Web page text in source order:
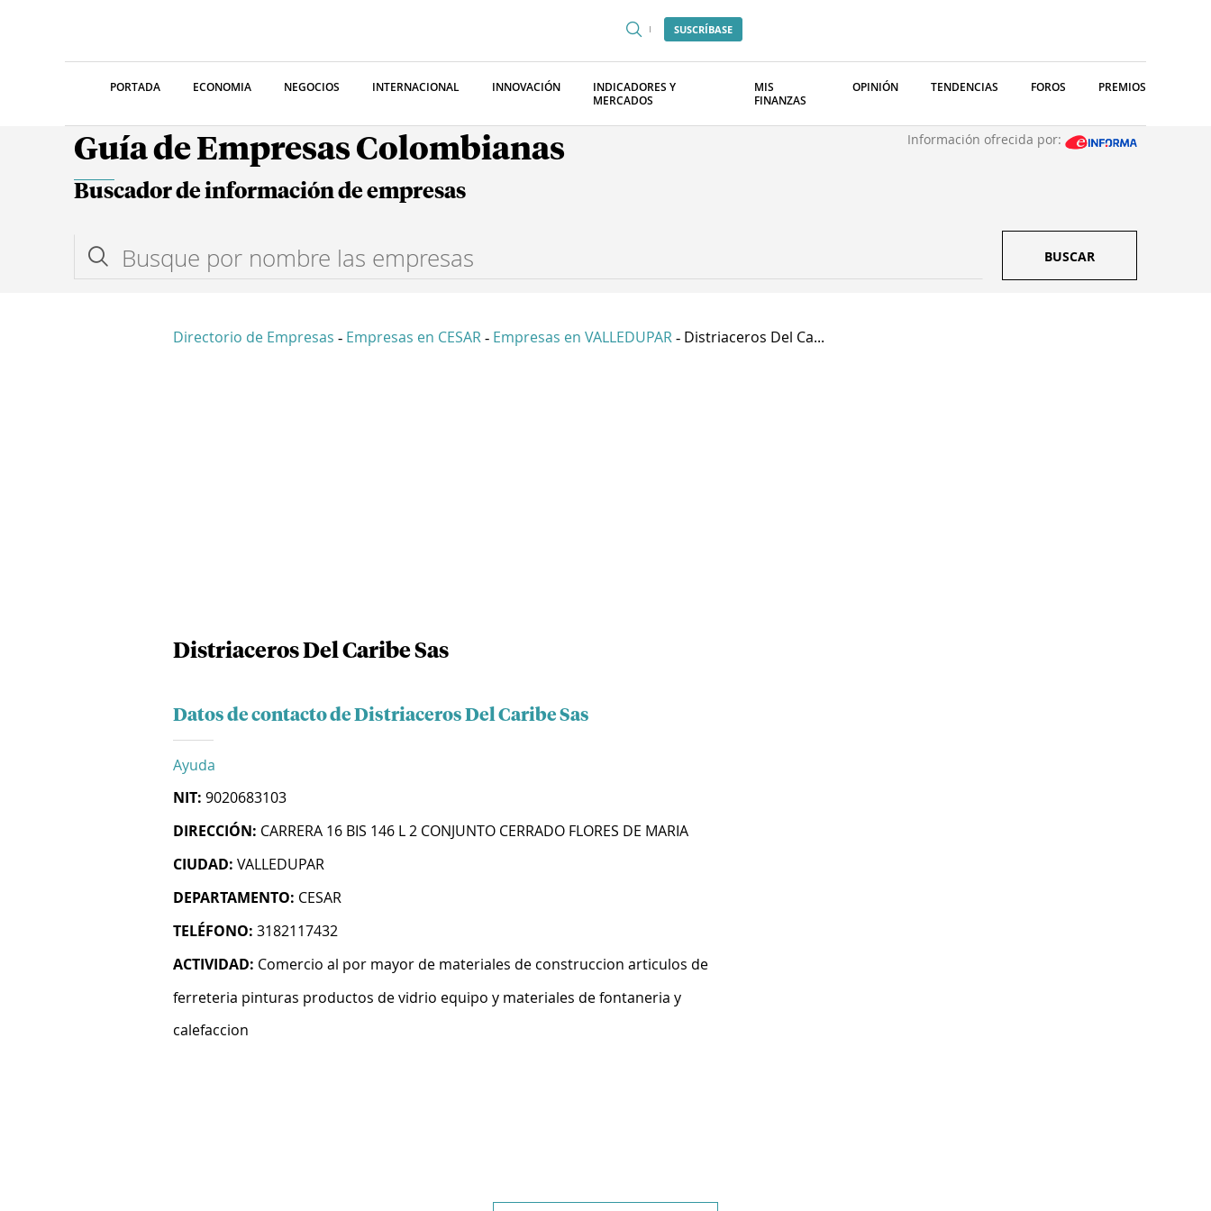
SUSCRÍBASE
PORTADA ECONOMIA NEGOCIOS INTERNACIONAL INNOVACIÓN
INDICADORES Y
MERCADOS
MIS
FINANZAS
OPINIÓN TENDENCIAS FOROS PREMIOS
Guía de Empresas Colombianas Información ofrecida por:
Buscador de información de empresas
BUSCAR
Directorio de Empresas - Empresas en CESAR - Empresas en VALLEDUPAR - Distriaceros Del Ca...
Distriaceros Del Caribe Sas
Datos de contacto de Distriaceros Del Caribe Sas
Ayuda
NIT: 9020683103
DIRECCIÓN: CARRERA 16 BIS 146 L 2 CONJUNTO CERRADO FLORES DE MARIA
CIUDAD: VALLEDUPAR
DEPARTAMENTO: CESAR
TELÉFONO: 3182117432
ACTIVIDAD: Comercio al por mayor de materiales de construccion articulos de
ferreteria pinturas productos de vidrio equipo y materiales de fontaneria y
calefaccion